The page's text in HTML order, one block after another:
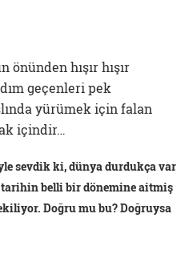
önünden hışır hışır
geçenleri pek
yürümek için falan
içindir…
sevdik ki, dünya durdukça var
tarihin belli bir dönemine aitmiş
Doğru mu bu? Doğruysa